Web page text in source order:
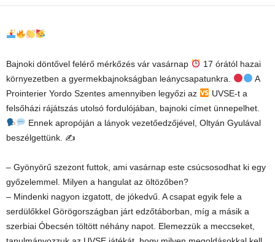
Bajnoki döntővel felérő mérkőzés vár vasárnap
17 órától hazai
környezetben a gyermekbajnokságban leánycsapatunkra.
A
Prointerier Yordo Szentes amennyiben legyőzi az
UVSE-t a
felsőházi rájátszás utolsó fordulójában, bajnoki címet ünnepelhet.
Ennek apropóján a lányok vezetőedzőjével, Oltyán Gyulával
beszélgettünk. ✍
– Gyönyörű szezont futtok, ami vasárnap este csúcsosodhat ki egy
győzelemmel. Milyen a hangulat az öltözőben?
– Mindenki nagyon izgatott, de jókedvű. A csapat egyik fele a
serdülőkkel Görögországban járt edzőtáborban, míg a másik a
szerbiai Óbecsén töltött néhány napot. Elemezzük a meccseket,